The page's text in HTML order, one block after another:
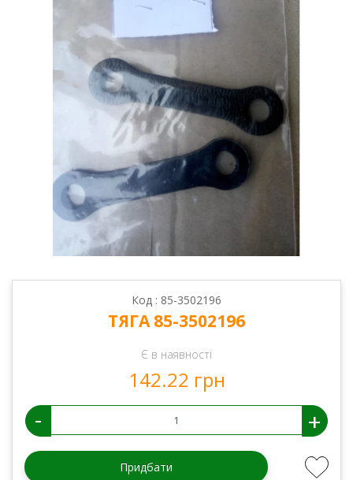
Код : 85-3502196
ТЯГА 85-3502196
Є в наявності
142.22 грн
- +
Придбати